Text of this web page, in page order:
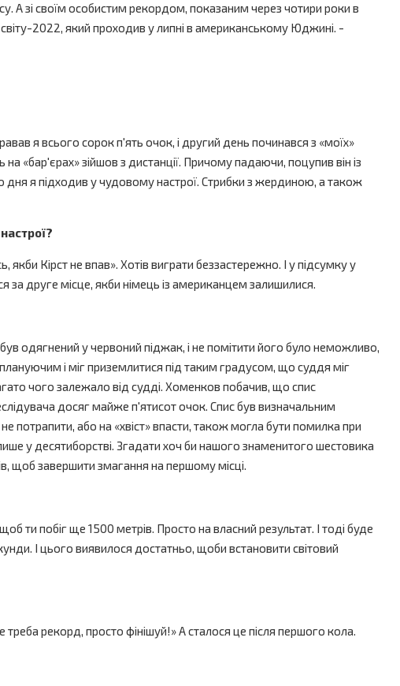
А зі своїм особистим рекордом, показаним через чотири роки в
2022, який проходив у липні в американському Юджині. -
я всього сорок п'ять очок, і другий день починався з «моїх»
«бар'єрах» зійшов з дистанції. Причому падаючи, поцупив він із
я підходив у чудовому настрої. Стрибки з жердиною, а також
Кірст не впав». Хотів виграти беззастережно. І у підсумку у
за друге місце, якби німець із американцем залишилися.
одягнений у червоний піджак, і не помітити його було неможливо,
і міг приземлитися під таким градусом, що суддя міг
чого залежало від судді. Хоменков побачив, що спис
досяг майже п'ятисот очок. Спис був визначальним
потрапити, або на «хвіст» впасти, також могла бути помилка при
у десятиборстві. Згадати хоч би нашого знаменитого шестовика
щоб завершити змагання на першому місці.
ти побіг ще 1500 метрів. Просто на власний результат. І тоді буде
І цього виявилося достатньо, щоби встановити світовий
треба рекорд, просто фінішуй!» А сталося це після першого кола.